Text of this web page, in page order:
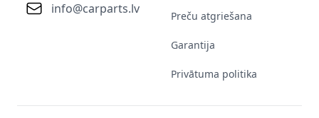
info@carparts.lv
Preču atgriešana
Garantija
Privātuma politika